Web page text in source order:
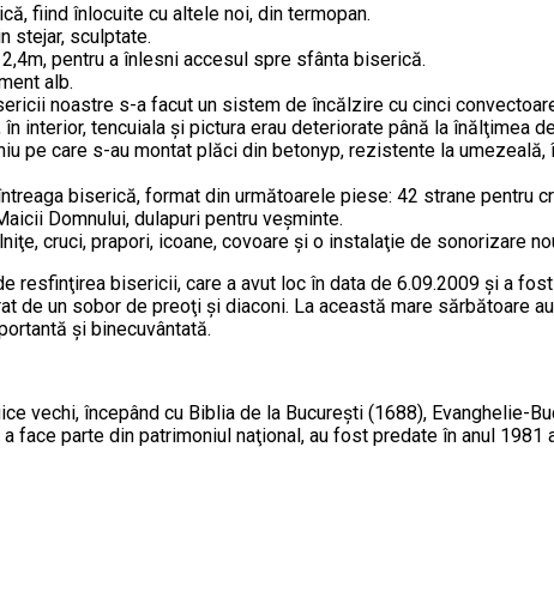
fiind înlocuite cu altele noi, din termopan.
stejar, sculptate.
pentru a înlesni accesul spre sfânta biserică.
alb.
noastre s-a facut un sistem de încălzire cu cinci
interior, tencuiala şi pictura erau deteriorate până la înălţimea
pe care s-au montat plăci din betonyp, rezistente la
biserică, format din următoarele piese: 42 strane pentru
Domnului, dulapuri pentru veşminte.
cruci, prapori, icoane, covoare şi o instalaţie de sonorizare
resfinţirea bisericii, care a avut loc în data de 6.09.2009 şi a
de un sobor de preoţi şi diaconi. La această mare sărbătoare
şi binecuvântată.
vechi, începând cu Biblia de la Bucureşti (1688), Evanghelie-
parte din patrimoniul naţional, au fost predate în anul 1981